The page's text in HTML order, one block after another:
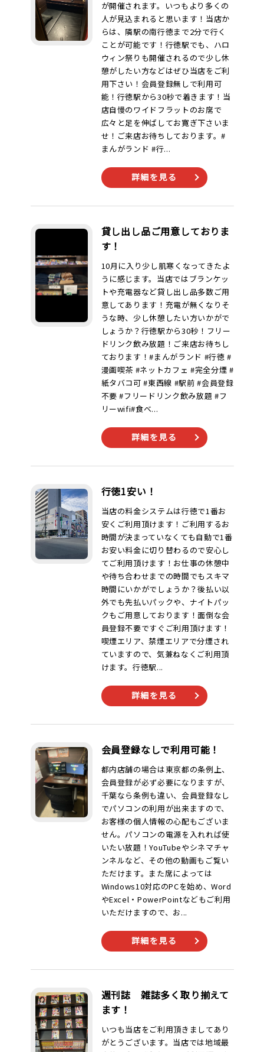
が開催されます。いつもより多くの
人が見込まれると思います！当店か
らは、隣駅の南行徳まで2分で行く
ことが可能です！行徳駅でも、ハロ
ウィン祭りも開催されるので少し休
憩がしたい方などはぜひ当店をご利
用下さい！会員登録無しで利用可
能！行徳駅から30秒で着きます！当
店自慢のワイドフラットのお席で
広々と足を伸ばしてお寛ぎ下さいま
せ！ご来店お待ちしております。#
まんがランド #行...
詳細を見る
貸し出し品ご用意しておりま
す！
10月に入り少し肌寒くなってきたよ
うに感じます。当店ではブランケッ
トや充電器など貸し出し品多数ご用
意してあります！充電が無くなりそ
うな時、少し休憩したい方いかがで
しょうか？行徳駅から30秒！フリー
ドリンク飲み放題！ご来店お待ちし
ております！#まんがランド #行徳 #
漫画喫茶 #ネットカフェ #完全分煙 #
紙タバコ可 #東西線 #駅前 #会員登録
不要 #フリードリンク飲み放題 #フ
リーwifi#食べ...
詳細を見る
行徳1安い！
当店の料金システムは行徳で1番お
安くご利用頂けます！ご利用するお
時間が決まっていなくても自動で1番
お安い料金に切り替わるので安心し
てご利用頂けます！お仕事の休憩中
や待ち合わせまでの時間でもスキマ
時間にいかがでしょうか？後払い以
外でも先払いパックや、ナイトパッ
クもご用意しております！面倒な会
員登録不要ですぐご利用頂けます！
喫煙エリア、禁煙エリアで分煙され
ていますので、気兼ねなくご利用頂
けます。行徳駅...
詳細を見る
会員登録なしで利用可能！
都内店舗の場合は東京都の条例上、
会員登録が必ず必要になりますが、
千葉なら条例も違い、会員登録なし
でパソコンの利用が出来ますので、
お客様の個人情報の心配もございま
せん。パソコンの電源を入れれば使
いたい放題！YouTubeやシネマチャ
ンネルなど、その他の動画もご覧い
ただけます。また席によっては
Windows10対応のPCを始め、Word
やExcel・PowerPointなどもご利用
いただけますので、お...
詳細を見る
週刊誌 雑誌多く取り揃えて
ます！
いつも当店をご利用頂きましてあり
がとうございます。当店では地域最